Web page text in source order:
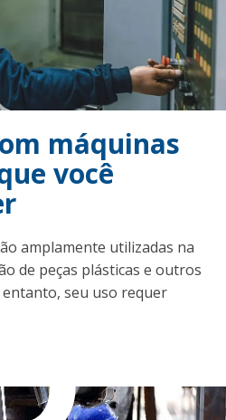
máquinas
você
amplamente utilizadas na
de peças plásticas e outros
seu uso requer